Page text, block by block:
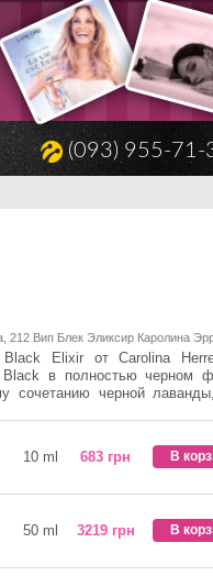
(093) 955-71-
212 Вип Блек Эликсир Каролина
Elixir от Carolina
Black в полностью черном
сочетанию черной
10 ml 683 грн В
50 ml 3219 грн В